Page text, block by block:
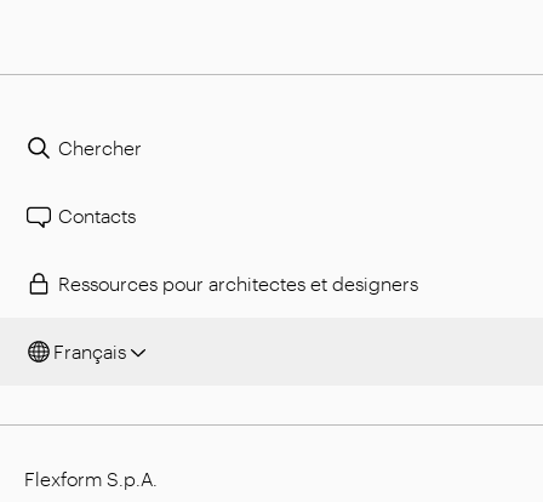
Chercher
Contacts
Ressources pour architectes et designers
Français
Flexform S.p.A.